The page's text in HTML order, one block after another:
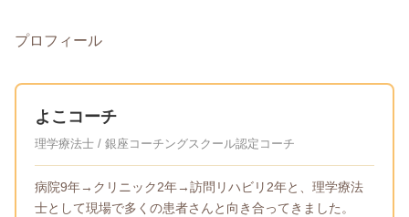
プロフィール
よこコーチ
理学療法士 / 銀座コーチングスクール認定コーチ
病院9年→クリニック2年→訪問リハビリ2年と、理学療法
士として現場で多くの患者さんと向き合ってきました。